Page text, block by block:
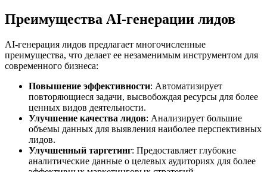
Преимущества AI-генерации лидов
AI-генерация лидов предлагает многочисленные
преимущества, что делает ее незаменимым инструментом для
современного бизнеса:
Повышение эффективности: Автоматизирует
повторяющиеся задачи, высвобождая ресурсы для более
ценных видов деятельности.
Улучшение качества лидов: Анализирует большие
объемы данных для выявления наиболее перспективных
лидов.
Улучшенный таргетинг: Предоставляет глубокие
аналитические данные о целевых аудиториях для более